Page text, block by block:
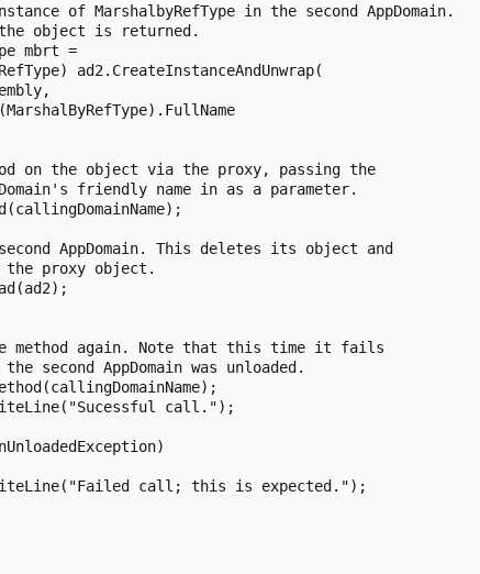
of MarshalbyRefType in the second AppDomain.
object is returned.
mbrt =
ad2.CreateInstanceAndUnwrap(
on the object via the proxy, passing the
friendly name in as a parameter.
AppDomain. This deletes its object and
proxy object.
method again. Note that this time it fails
second AppDomain was unloaded.
call.");
call; this is expected.");